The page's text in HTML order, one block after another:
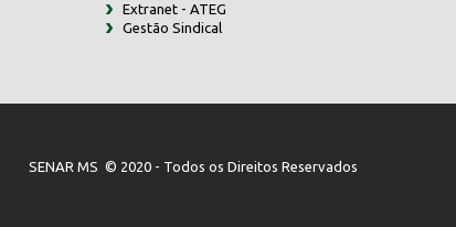
Extranet - ATEG
Gestão Sindical
SENAR MS © 2020 - Todos os Direitos Reservados